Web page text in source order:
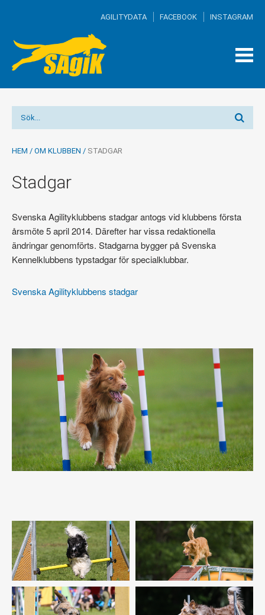
AGILITYDATA FACEBOOK INSTAGRAM
HEM / OM KLUBBEN / STADGAR
Stadgar
Svenska Agilityklubbens stadgar antogs vid klubbens första
årsmöte 5 april 2014. Därefter har vissa redaktionella
ändringar genomförts. Stadgarna bygger på Svenska
Kennelklubbens typstadgar för specialklubbar.
Svenska Agilityklubbens stadgar